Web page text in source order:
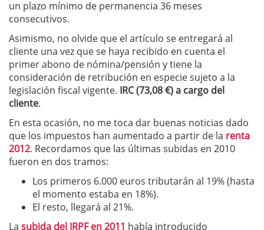
un plazo mínimo de permanencia 36 meses
consecutivos.
Asimismo, no olvide que el artículo se entregará al
cliente una vez que se haya recibido en cuenta el
primer abono de nómina/pensión y tiene la
consideración de retribución en especie sujeto a la
legislación fiscal vigente. IRC (73,08 €) a cargo del
cliente.
En esta ocasión, no me toca dar buenas noticias dado
que los impuestos han aumentado a partir de la renta
2012. Recordamos que las últimas subidas en 2010
fueron en dos tramos:
Los primeros 6.000 euros tributarán al 19% (hasta
el momento estaba en 18%).
El resto, llegará al 21%.
La subida del IRPF en 2011 había introducido